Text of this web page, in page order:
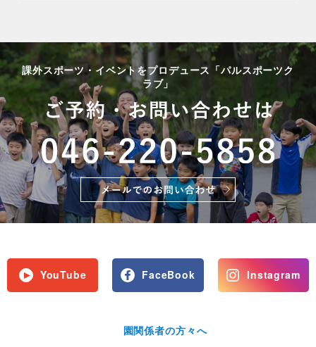
課外スポーツ・イベントをプロデュース「パルスポーツク
ラブ」
YouTube FaceBook Instagram
園関係者の方々へ